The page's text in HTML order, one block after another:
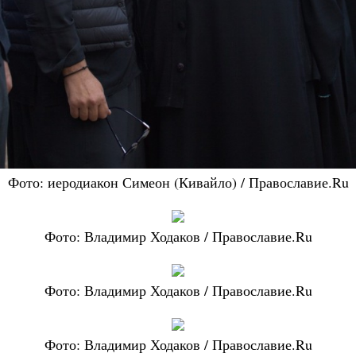
Фото: иеродиакон Симеон (Кивайло) / Православие.Ru
Фото: Владимир Ходаков / Православие.Ru
Фото: Владимир Ходаков / Православие.Ru
Фото: Владимир Ходаков / Православие.Ru